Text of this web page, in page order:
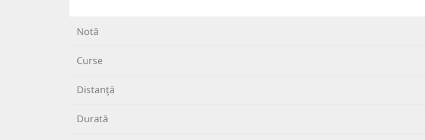
Notă
Curse
Distanță
Durată